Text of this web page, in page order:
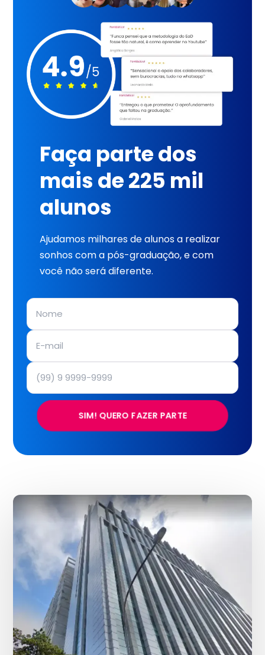
Faça parte dos
mais de 225 mil
alunos
Ajudamos milhares de alunos a realizar
sonhos com a pós-graduação, e com
você não será diferente.
SIM! QUERO FAZER PARTE